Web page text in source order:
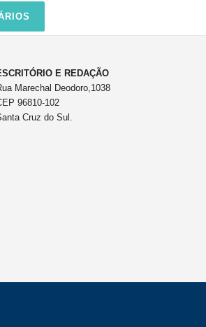
E REDAÇÃO
Marechal Deodoro,1038
96810-102
Cruz do Sul.